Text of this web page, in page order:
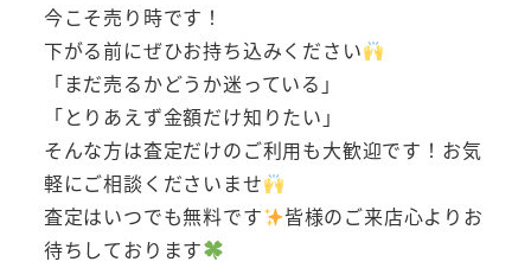
今こそ売り時です！
下がる前にぜひお持ち込みください
「まだ売るかどうか迷っている」
「とりあえず金額だけ知りたい」
そんな方は査定だけのご利用も大歓迎です！お気
軽にご相談くださいませ
査定はいつでも無料です
皆様のご来店心よりお
待ちしております